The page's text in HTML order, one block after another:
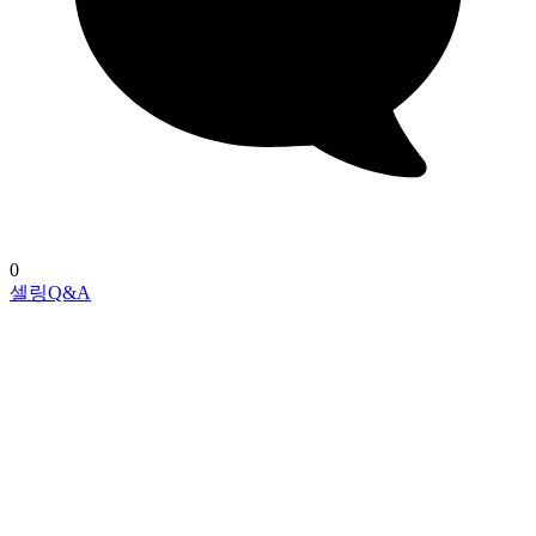
0
셀링Q&A